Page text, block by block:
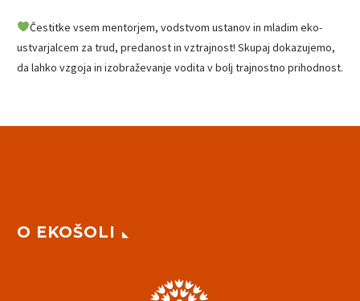
Čestitke vsem mentorjem, vodstvom ustanov in mladim eko-
ustvarjalcem za trud, predanost in vztrajnost! Skupaj dokazujemo,
da lahko vzgoja in izobraževanje vodita v bolj trajnostno prihodnost.
O EKOŠOLI